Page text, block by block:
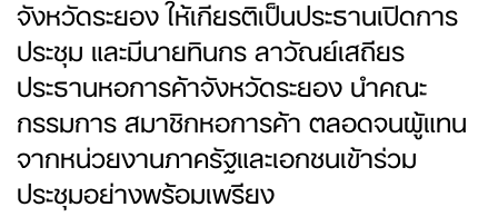
จังหวัดระยอง ให้เกียรติเป็นประธานเปิดการ
ประชุม และมีนายทินกร ลาวัณย์เสถียร
ประธานหอการค้าจังหวัดระยอง นำคณะ
กรรมการ สมาชิกหอการค้า ตลอดจนผู้แทน
จากหน่วยงานภาครัฐและเอกชนเข้าร่วม
ประชุมอย่างพร้อมเพรียง